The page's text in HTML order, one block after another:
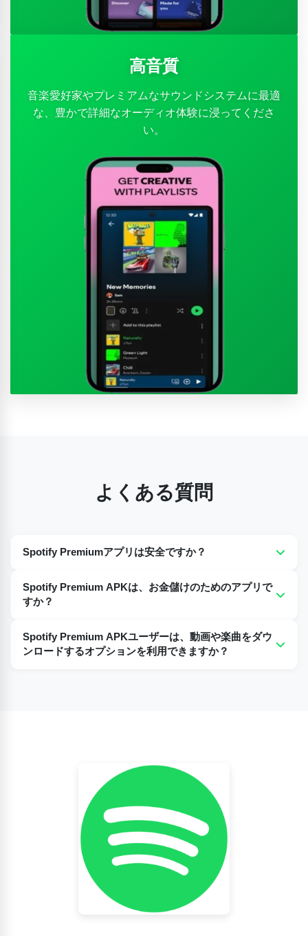
高音質
音楽愛好家やプレミアムなサウンドシステムに最適
な、豊かで詳細なオーディオ体験に浸ってくださ
い。
よくある質問
Spotify Premiumアプリは安全ですか？
はい、Spotify Premium APKは完全に安全で、ウイルスやマ
ルウェアは含まれていません。
Spotify Premium APKは、お金儲けのためのアプリで
すか？
レミアム機能を備えたプレミアムな体験を無料で提供しま
Spotify Premium APKユーザーは、動画や楽曲をダウ
ンロードするオプションを利用できますか？